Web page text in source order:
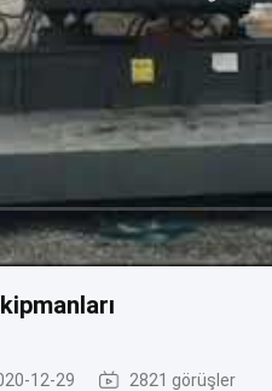
12-29 2821 görüşler